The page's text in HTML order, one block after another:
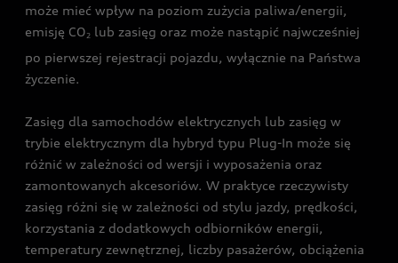
może mieć wpływ na poziom zużycia paliwa/energii,
emisję CO2 lub zasięg oraz może nastąpić najwcześniej
po pierwszej rejestracji pojazdu, wyłącznie na Państwa
życzenie.
Zasięg dla samochodów elektrycznych lub zasięg w
trybie elektrycznym dla hybryd typu Plug-In może się
różnić w zależności od wersji i wyposażenia oraz
zamontowanych akcesoriów. W praktyce rzeczywisty
zasięg różni się w zależności od stylu jazdy, prędkości,
korzystania z dodatkowych odbiorników energii,
temperatury zewnętrznej, liczby pasażerów, obciążenia